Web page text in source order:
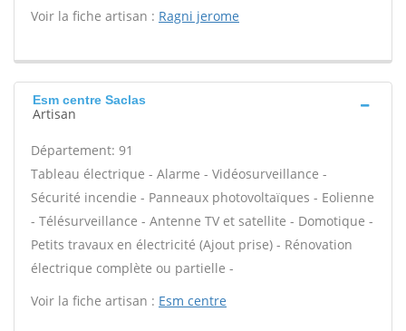
Voir la fiche artisan : Ragni jerome
Esm centre Saclas
Artisan
Département: 91
Tableau électrique - Alarme - Vidéosurveillance -
Sécurité incendie - Panneaux photovoltaïques - Eolienne
- Télésurveillance - Antenne TV et satellite - Domotique -
Petits travaux en électricité (Ajout prise) - Rénovation
électrique complète ou partielle -
Voir la fiche artisan : Esm centre